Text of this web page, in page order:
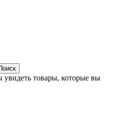
увидеть товары, которые вы